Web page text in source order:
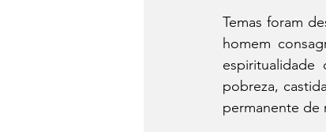
Temas foram
homem
pobreza,
permanente de